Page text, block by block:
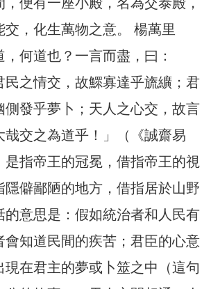
，化生萬物之意。 楊萬里
何道也？一言而盡，曰：
民之情交，故鰥寡達乎旒纊；君
側發乎夢卜；天人之心交，故言
哉交之為道乎！」（《誠齋易
指帝王的冠冕，借指帝王的視
隱僻鄙陋的地方，借指居於山野
的意思是：假如統治者和人民有
會知道民間的疾苦；君臣的心意
現在君主的夢或卜筮之中（這句